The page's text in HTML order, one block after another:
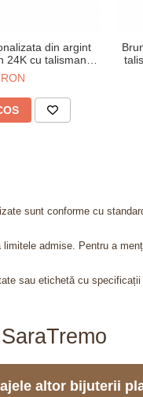
din argint
24K cu talisman
sunt conforme cu
admise. Pentru a
sau etichetă cu specificații
altor bijuterii